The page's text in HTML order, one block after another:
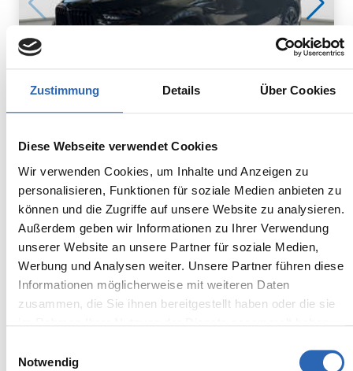
Zustimmung Details Über Cookies
Diese Webseite verwendet Cookies
Wir verwenden Cookies, um Inhalte und Anzeigen zu
personalisieren, Funktionen für soziale Medien anbieten zu
können und die Zugriffe auf unsere Website zu analysieren.
Außerdem geben wir Informationen zu Ihrer Verwendung
unserer Website an unsere Partner für soziale Medien,
Werbung und Analysen weiter. Unsere Partner führen diese
Informationen möglicherweise mit weiteren Daten
zusammen, die Sie ihnen bereitgestellt haben oder die sie
Notwendig
Diesel 0km
inkl. MwSt.
5 Sitze
8 Gänge
5 Türen
6 Zylinder
7.5 l/100km (WLTP)
CO2-Emissionen kombiniert:
196 g/km (WLTP)